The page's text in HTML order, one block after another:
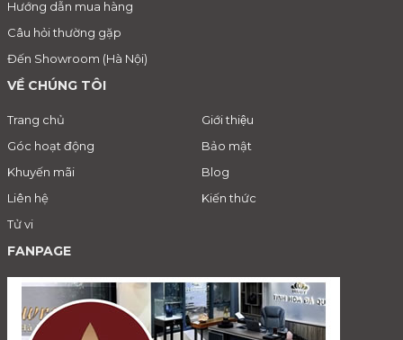
Hướng dẫn mua hàng
Câu hỏi thường gặp
Đến Showroom (Hà Nội)
VỀ CHÚNG TÔI
Trang chủ
Giới thiệu
Góc hoạt động
Bảo mật
Khuyến mãi
Blog
Liên hệ
Kiến thức
Tử vi
FANPAGE